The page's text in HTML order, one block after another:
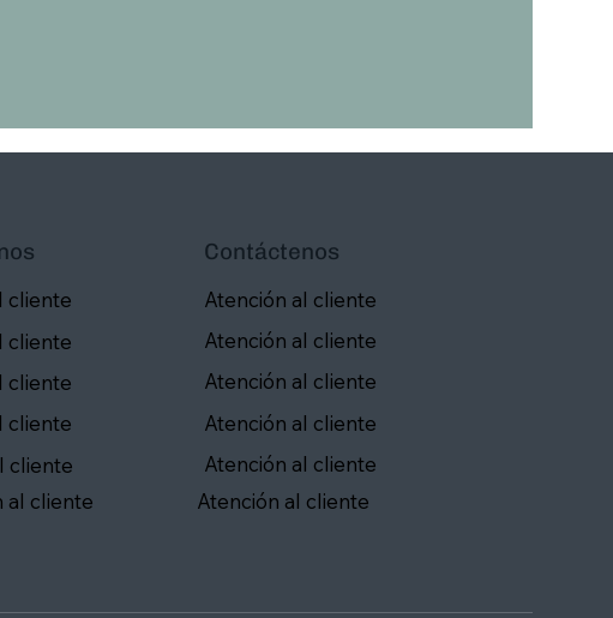
cliente
cliente
cliente
cliente
cliente
al cliente
Contáctenos
Atención al cliente
Atención al cliente
Atención al cliente
Atención al cliente
Atención al cliente
Atención al cliente